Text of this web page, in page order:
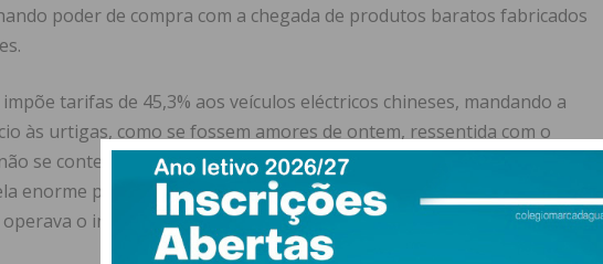
poder de compra com a chegada de produtos baratos fabricados
tarifas de 45,3% aos veículos eléctricos chineses, mandando a
às urtigas, como se fossem amores de ontem, ressentida com o
se contentou com o produzir para os outros, e tratou de construir
enorme população jovem, e de deitar mão a conhecimento e
o inédito milagre de tirar 500 milhões da pobreza.